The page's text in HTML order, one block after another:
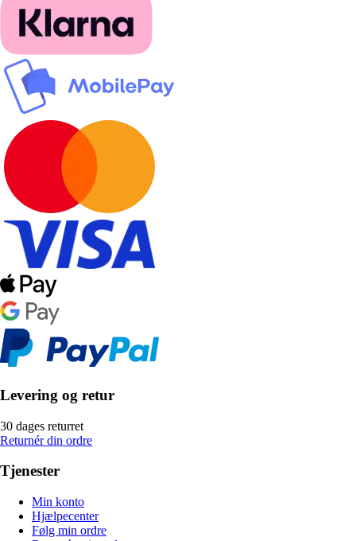
Levering og retur
30 dages returret
Returnér din ordre
Tjenester
Min konto
Hjælpecenter
Følg min ordre